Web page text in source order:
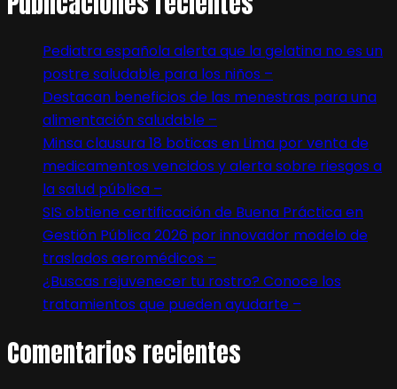
Pediatra española alerta que la gelatina no es un
postre saludable para los niños –
Destacan beneficios de las menestras para una
alimentación saludable –
Minsa clausura 18 boticas en Lima por venta de
medicamentos vencidos y alerta sobre riesgos a
la salud pública –
SIS obtiene certificación de Buena Práctica en
Gestión Pública 2026 por innovador modelo de
traslados aeromédicos –
¿Buscas rejuvenecer tu rostro? Conoce los
tratamientos que pueden ayudarte –
Comentarios recientes